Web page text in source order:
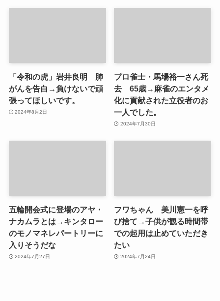
「令和の虎」岩井良明 肺
がんを告白→負けないで頑
張ってほしいです。
2024年8月2日
プロ雀士・馬場裕一さん死
去 65歳→麻雀のエンタメ
化に貢献された立役者のお
一人でした。
2024年7月30日
五輪開会式に登場のアヤ・
ナカムラとは→キンタロー
のモノマネレパートリーに
入りそうだな
2024年7月27日
フワちゃん 美川憲一を呼
び捨て→子供が観る時間帯
での起用は止めていただき
たい
2024年7月24日